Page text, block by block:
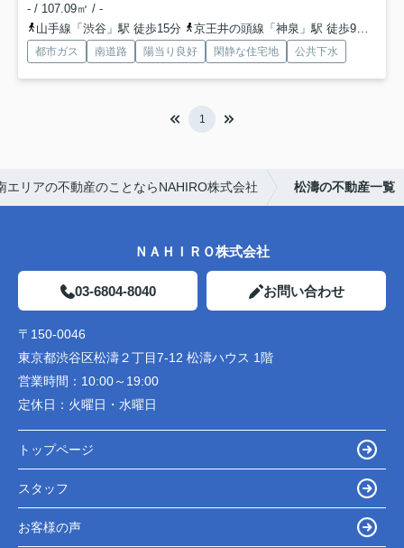
- / 107.09㎡ / -
山手線「渋谷」駅 徒歩15分
京王井の頭線「神泉」駅 徒歩9分
都市ガス 南道路 陽当り良好 閑静な住宅地 公共下水
1
エリアの不動産のことならNAHIRO株式会社 松濤の不動産一覧
ＮＡＨＩＲＯ株式会社
03-6804-8040 お問い合わせ
〒150-0046
東京都渋谷区松濤２丁目7-12 松濤ハウス 1階
営業時間： 10:00～19:00
定休日： 火曜日・水曜日
トップページ
スタッフ
お客様の声